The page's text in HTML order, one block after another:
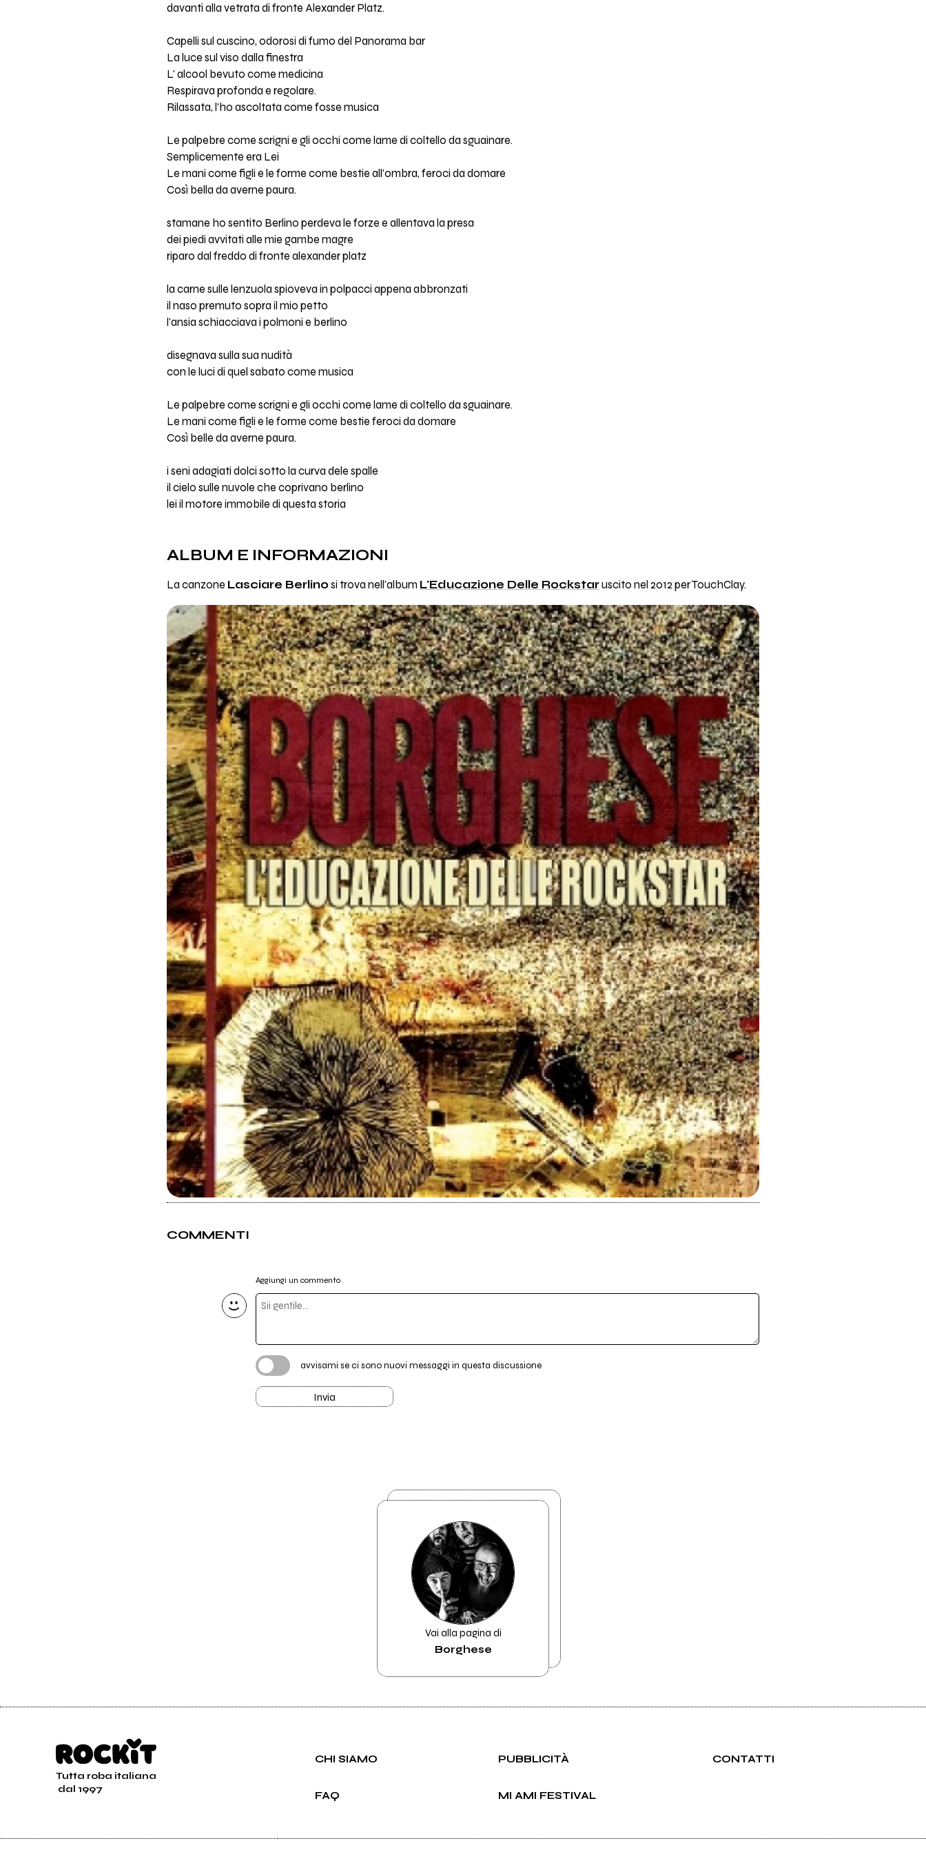
davanti alla vetrata di fronte Alexander Platz.
Capelli sul cuscino, odorosi di fumo del Panorama bar
La luce sul viso dalla finestra
L' alcool bevuto come medicina
Respirava profonda e regolare.
Rilassata, l'ho ascoltata come fosse musica
Le palpebre come scrigni e gli occhi come lame di coltello da sguainare.
Semplicemente era Lei
Le mani come figli e le forme come bestie all’ombra, feroci da domare
Così bella da averne paura.
stamane ho sentito Berlino perdeva le forze e allentava la presa
dei piedi avvitati alle mie gambe magre
riparo dal freddo di fronte alexander platz
la carne sulle lenzuola spioveva in polpacci appena abbronzati
il naso premuto sopra il mio petto
l'ansia schiacciava i polmoni e berlino
disegnava sulla sua nudità
con le luci di quel sabato come musica
Le palpebre come scrigni e gli occhi come lame di coltello da sguainare.
Le mani come figli e le forme come bestie feroci da domare
Così belle da averne paura.
i seni adagiati dolci sotto la curva dele spalle
il cielo sulle nuvole che coprivano berlino
lei il motore immobile di questa storia
ALBUM E INFORMAZIONI
La canzone Lasciare Berlinosi trova nell'album L'Educazione Delle Rockstaruscito nel 2012 per TouchClay.
COMMENTI
Aggiungi un commento
avvisami se ci sono nuovi messaggi in questa discussione
Invia
Vai alla pagina di
Borghese
Tutta roba italiana
dal 1997
CHI SIAMO PUBBLICITÀ CONTATTI
FAQ MI AMI FESTIVAL